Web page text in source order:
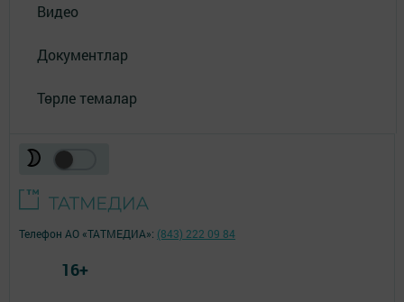
Видео
Документлар
Төрле темалар
Телефон АО «ТАТМЕДИА»: (843) 222 09 84
16+